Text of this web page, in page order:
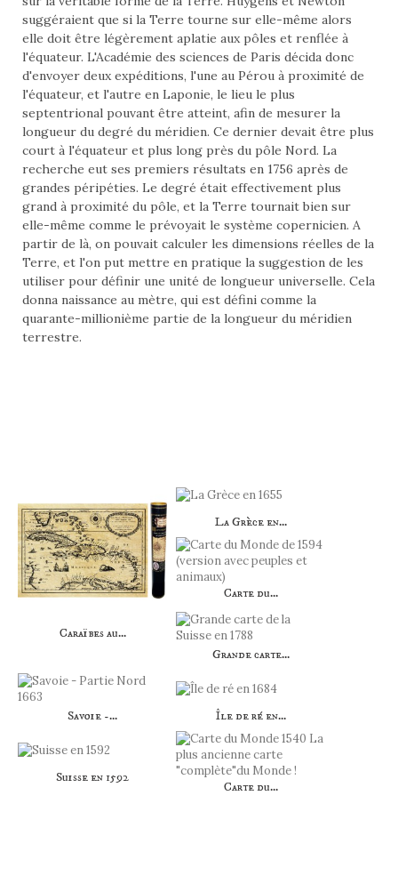
suggéraient que si la Terre tourne sur elle-même alors
elle doit être légèrement aplatie aux pôles et renflée à
l'équateur. L'Académie des sciences de Paris décida donc
d'envoyer deux expéditions, l'une au Pérou à proximité de
l'équateur, et l'autre en Laponie, le lieu le plus
septentrional pouvant être atteint, afin de mesurer la
longueur du degré du méridien. Ce dernier devait être plus
court à l'équateur et plus long près du pôle Nord. La
recherche eut ses premiers résultats en 1756 après de
grandes péripéties. Le degré était effectivement plus
grand à proximité du pôle, et la Terre tournait bien sur
elle-même comme le prévoyait le système copernicien. A
partir de là, on pouvait calculer les dimensions réelles de la
Terre, et l'on put mettre en pratique la suggestion de les
utiliser pour définir une unité de longueur universelle. Cela
donna naissance au mètre, qui est défini comme la
quarante-millionième partie de la longueur du méridien
terrestre.
Caraïbes au...
La Grèce en...
Carte du...
Grande carte...
Savoie -... Île de ré en...
Suisse en 1592
Carte du...